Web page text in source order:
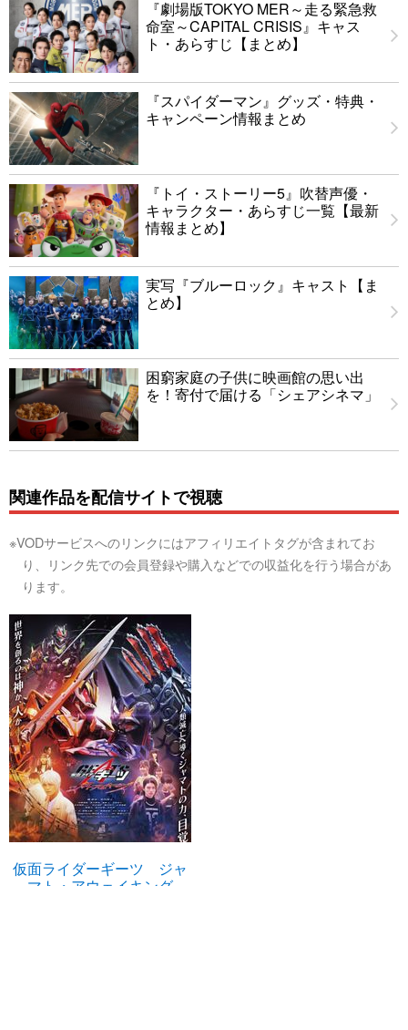
『劇場版TOKYO MER～走る緊急救
命室～CAPITAL CRISIS』キャス
ト・あらすじ【まとめ】
『スパイダーマン』グッズ・特典・
キャンペーン情報まとめ
『トイ・ストーリー5』吹替声優・
キャラクター・あらすじ一覧【最新
情報まとめ】
実写『ブルーロック』キャスト【ま
とめ】
困窮家庭の子供に映画館の思い出
を！寄付で届ける「シェアシネマ」
関連作品を配信サイトで視聴
※VODサービスへのリンクにはアフィリエイトタグが含まれてお
り、リンク先での会員登録や購入などでの収益化を行う場合があ
ります。
仮面ライダーギーツ ジャ
マト・アウェイキング